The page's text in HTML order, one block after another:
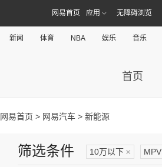
网易首页 应用 无障碍浏览
新闻 体育 NBA 娱乐 音乐
首页
网易首页 > 网易汽车 > 新能源
筛选条件 10万以下 × MPV